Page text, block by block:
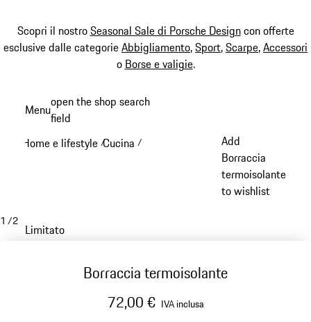
Scopri il nostroSeasonal Sale di Porsche Designcon offerte
esclusive dalle categorieAbbigliamento,Sport,Scarpe,Accessori
o Borse e valigie.
principale
Menuopen the shop search
field
Home e lifestyle /Cucina /
Add
Borraccia
termoisolante
to wishlist
1 /2
Limitato
Borraccia termoisolante
72,00 € IVA inclusa